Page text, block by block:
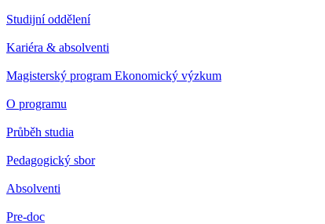
Studijní oddělení
Kariéra & absolventi
Magisterský program Ekonomický výzkum
O programu
Průběh studia
Pedagogický sbor
Absolventi
Pre-doc